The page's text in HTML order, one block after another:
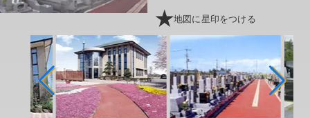
地図に星印をつける